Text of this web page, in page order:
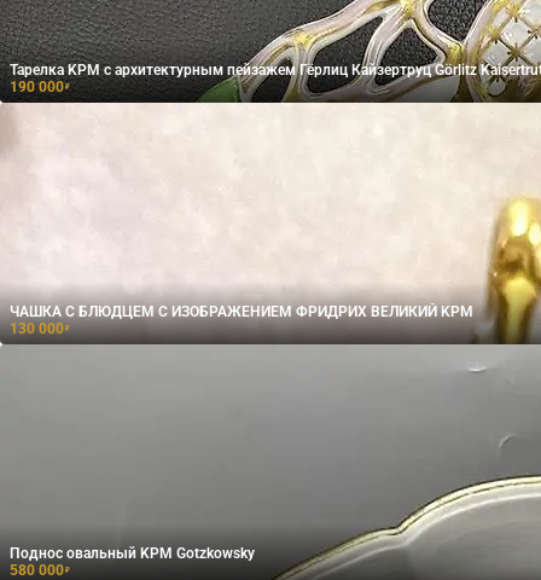
Тарелка KPM с архитектурным пейзажем Гёрлиц Кайзертруц Görlitz
190 000₽
ЧАШКА С БЛЮДЦЕМ С ИЗОБРАЖЕНИЕМ ФРИДРИХ ВЕЛИКИЙ KPM
130 000₽
Поднос овальный KPM Gotzkowsky
580 000₽